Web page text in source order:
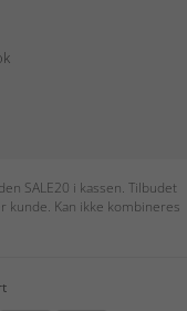
SALE20 i kassen. Tilbudet
kunde. Kan ikke kombineres